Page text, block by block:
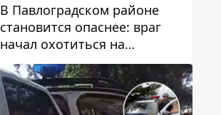
В Павлоградском районе
становится опаснее: враг
начал охотиться на
гражданский и военный
транспорт